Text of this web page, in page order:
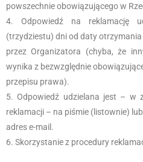
powszechnie obowiązującego w
Odpowiedź na reklamację
(trzydziestu) dni od daty
przez Organizatora (chyba, że
wynika z bezwzględnie
przepisu prawa).
Odpowiedź udzielana jest – w
reklamacji – na piśmie (listownie)
adres e-mail.
Skorzystanie z procedury